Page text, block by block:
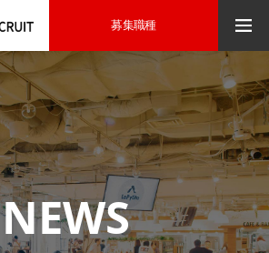
募集職種
NEWS